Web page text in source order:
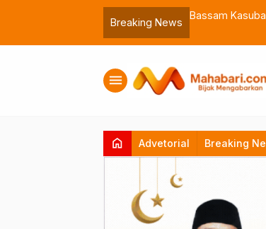
Breaking News
Bassam
menu
home Advetorial Breaking